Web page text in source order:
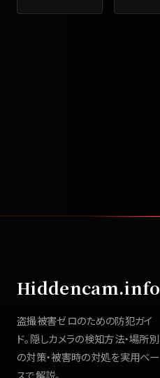
Hiddencam.info
盗撮被害ゼロのための防犯ガイ
ド。隠しカメラの検知方法・場所別
の対策・被害時の対処を実用ベー
スで解説。